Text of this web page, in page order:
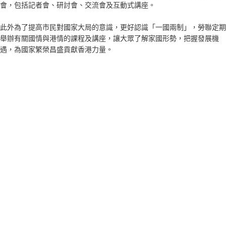
會，包括記者會、研討會、交流會及互動式講座。
此外為了提高市民對國家大局的意識，更好認識「一國兩制」，勞聯定期
舉辦有關國情與港情的課程及講座，讓大眾了解家國形勢，把握發展機
遇，為國家繁榮昌盛貢獻香港力量。